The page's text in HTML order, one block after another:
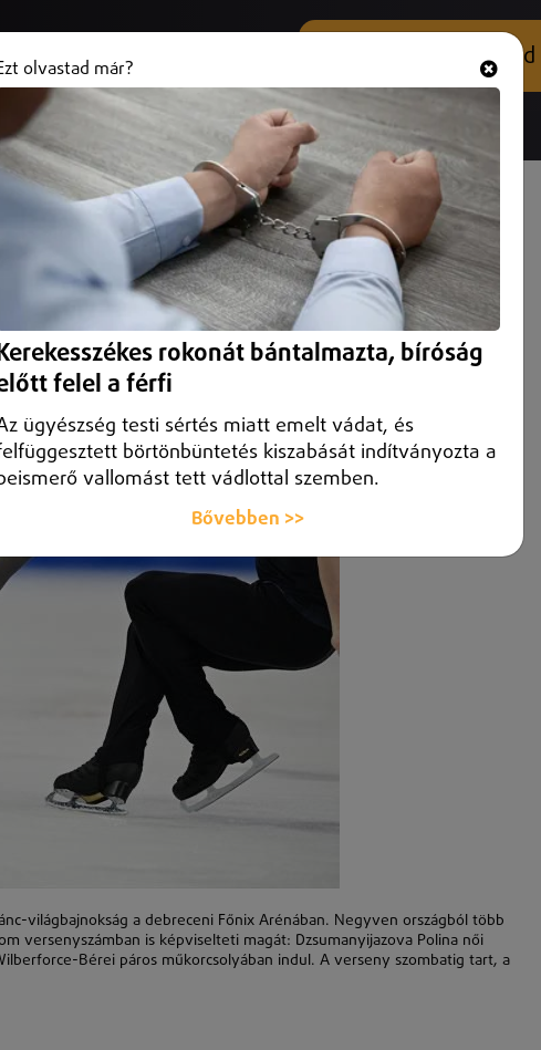
+36 (20) 316 3000 Hallgasd és nézd
Debrecenbe
világbajnokság a debreceni Főnix Arénában.
világbajnokság a debreceni Főnix Arénában. Negyven országból több
versenyszámban is képviselteti magát: Dzsumanyijazova Polina női
Bérei páros műkorcsolyában indul. A verseny szombatig tart, a
olvastad már?
Kerekesszékes rokonát bántalmazta, bíróság
felel a férfi
ügyészség testi sértés miatt emelt vádat, és
börtönbüntetés kiszabását indítványozta a
vallomást tett vádlottal szemben.
Bővebben >>